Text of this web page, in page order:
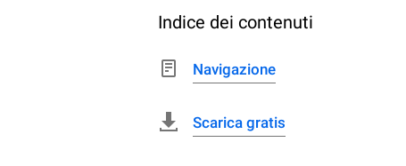
Indice dei contenuti
Navigazione
Scarica gratis